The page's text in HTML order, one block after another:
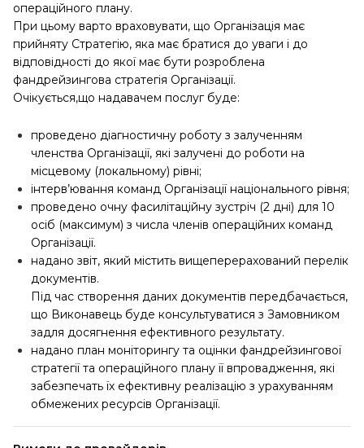
операційного плану.
При цьому варто враховувати, що Організація має
прийняту Стратегію, яка має братися до уваги і до
відповідності до якої має бути розроблена
фандрейзингова стратегія Організації.
Очікується,що надавачем послуг буде:
проведено діагностичну роботу з залученням
членства Організації, які залучені до роботи на
місцевому (локальному) рівні;
інтерв’ювання команд Організації національного рівня;
проведено очну фасилітаційну зустріч (2 дні) для 10
осіб (максимум) з числа членів операційних команд
Організації.
надано звіт, який містить вищеперерахований перелік
документів.
Під час створення даних документів передбачається,
що Виконавець буде консультуватися з Замовником
задля досягнення ефективного результату.
надано план моніторингу та оцінки фандрейзингової
стратегії та операційного плану її впровадження, які
забезпечать їх ефективну реалізацію з урахуванням
обмежених ресурсів Організації.